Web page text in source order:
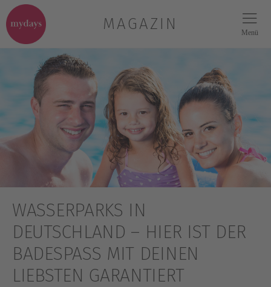
MAGAZIN Menü
WASSERPARKS IN
DEUTSCHLAND – HIER IST DER
BADESPASS MIT DEINEN L
IEBSTEN GARANTIERT